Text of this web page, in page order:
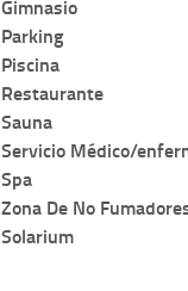
Gimnasio
Parking
Piscina
Restaurante
Sauna
Servicio Médico/
Spa
Zona De No
Solarium